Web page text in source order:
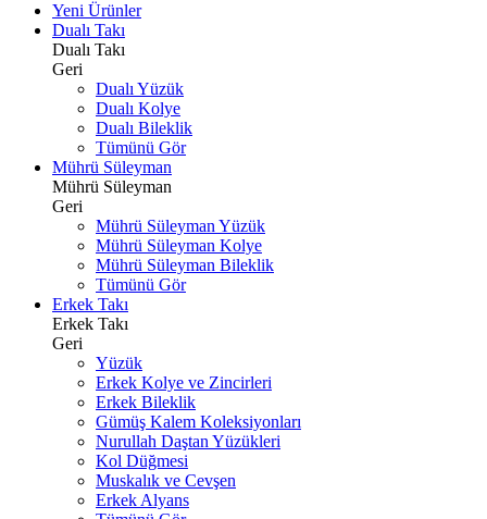
Yeni Ürünler
Dualı Takı
Dualı Takı
Geri
Dualı Yüzük
Dualı Kolye
Dualı Bileklik
Tümünü Gör
Mührü Süleyman
Mührü Süleyman
Geri
Mührü Süleyman Yüzük
Mührü Süleyman Kolye
Mührü Süleyman Bileklik
Tümünü Gör
Erkek Takı
Erkek Takı
Geri
Yüzük
Erkek Kolye ve Zincirleri
Erkek Bileklik
Gümüş Kalem Koleksiyonları
Nurullah Daştan Yüzükleri
Kol Düğmesi
Muskalık ve Cevşen
Erkek Alyans